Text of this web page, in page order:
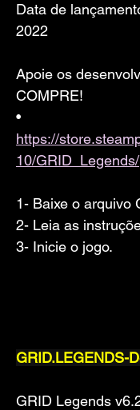
Data de
2022
Apoie os
COMPRE!
•
https://
10/GRID_Legends/
1- Baixe o arquivo
2- Leia as
3- Inicie o jogo.
GRID.LEGENDS-
GRID Legends